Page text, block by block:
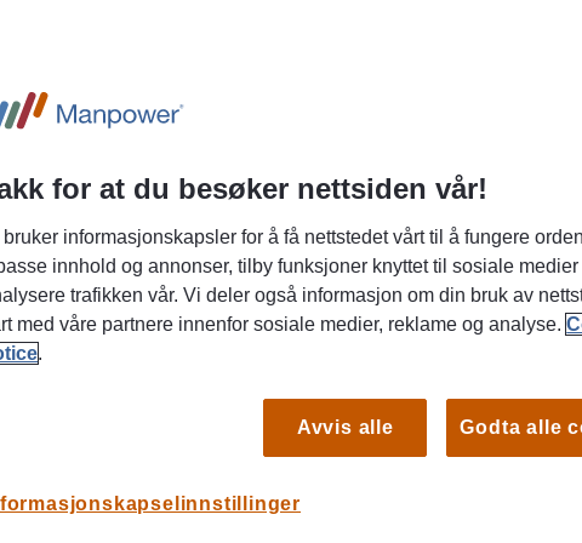
og ønsker en meningsfull
med både kommunale og private barnehager
og vi har stadig behov for dyktige
kan bidra til en trygg, leken og utviklende
til oppstart fra høsten av – både til kortere
for at du besøker nettsiden vår!
informasjonskapsler for å få nettstedet vårt til å fungere
innhold og annonser, tilby funksjoner knyttet til sosiale
trafikken vår. Vi deler også informasjon om din bruk av
med våre partnere innenfor sosiale medier, reklame og analyse.
.
Avvis alle Godta alle